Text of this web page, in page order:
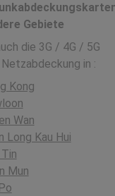
Gebiete
die 3G / 4G / 5G
in :
Kong
Wan
Long Kau Hui
Mun